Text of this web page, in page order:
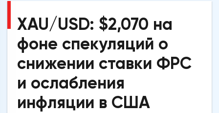
XAU/USD: $2,070 на
фоне спекуляций о
снижении ставки ФРС
и ослабления
инфляции в США